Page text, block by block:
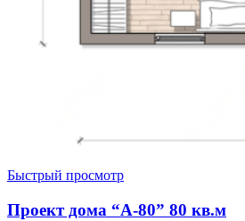
Быстрый просмотр
Проект дома “А-80” 80 кв.м